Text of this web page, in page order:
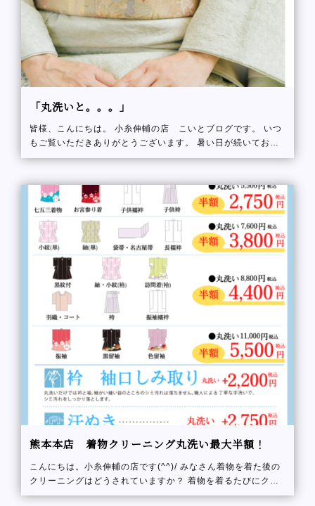
「丸洗いと。。。」
皆様、こんにちは。 小糸伸輔の店 こいとブログです。 いつ
もご覧いただきありがとうございます。 暑い日が続いており
ますね。本当に暑い、、 日本全国で”災害級”と言われ、連日
熊本本店 着物クリーニング丸洗い最大半額！
こんにちは。小糸伸輔の店です(^^)/ みなさん着物を着た後の
クリーニングはどうされていますか？ 着物を着るたびにクリ
ーニングするべき？ と疑問に思われる方もいらっしゃると思